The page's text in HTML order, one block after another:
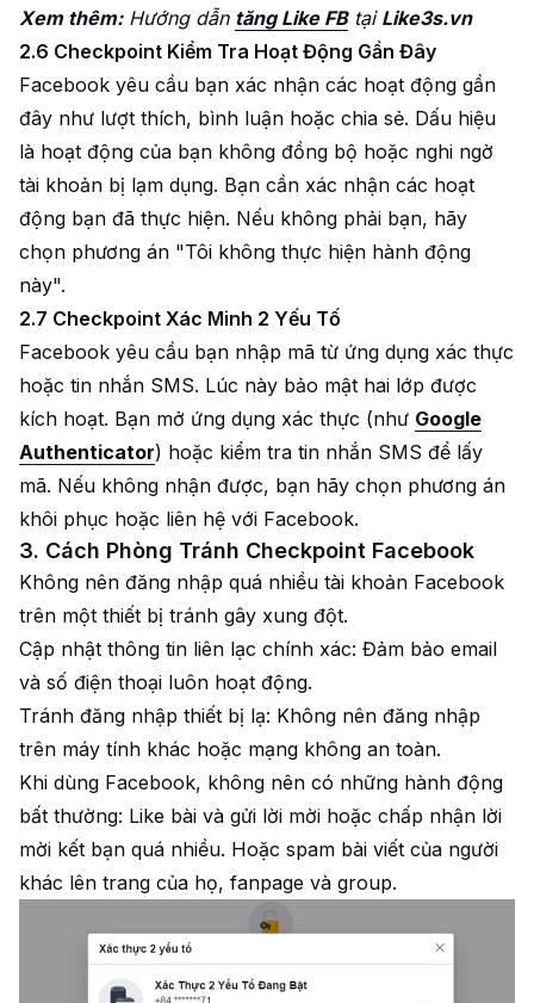
Xem thêm:Hướng dẫn tăng Like FBtại Like3s.vn
2.6 Checkpoint Kiểm Tra Hoạt Động Gần Đây
Facebook yêu cầu bạn xác nhận các hoạt động gần
đây như lượt thích, bình luận hoặc chia sẻ. Dấu hiệu
là hoạt động của bạn không đồng bộ hoặc nghi ngờ
tài khoản bị lạm dụng. Bạn cần xác nhận các hoạt
động bạn đã thực hiện. Nếu không phải bạn, hãy
chọn phương án "Tôi không thực hiện hành động
này".
2.7 Checkpoint Xác Minh 2 Yếu Tố
Facebook yêu cầu bạn nhập mã từ ứng dụng xác thực
hoặc tin nhắn SMS. Lúc này bảo mật hai lớp được
kích hoạt. Bạn mở ứng dụng xác thực (như Google
Authenticator) hoặc kiểm tra tin nhắn SMS để lấy
mã. Nếu không nhận được, bạn hãy chọn phương án
khôi phục hoặc liên hệ với Facebook.
3. Cách Phòng Tránh Checkpoint Facebook
Không nên đăng nhập quá nhiều tài khoản Facebook
trên một thiết bị tránh gây xung đột.
Cập nhật thông tin liên lạc chính xác: Đảm bảo email
và số điện thoại luôn hoạt động.
Tránh đăng nhập thiết bị lạ: Không nên đăng nhập
trên máy tính khác hoặc mạng không an toàn.
Khi dùng Facebook, không nên có những hành động
bất thường: Like bài và gửi lời mời hoặc chấp nhận lời
mời kết bạn quá nhiều. Hoặc spam bài viết của người
khác lên trang của họ, fanpage và group.